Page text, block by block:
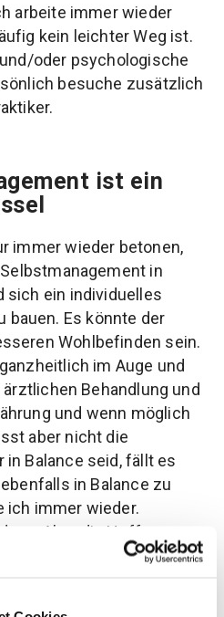
arbeite immer wieder
kein leichter Weg ist.
oder psychologische
besuche zusätzlich
ist ein
immer wieder betonen,
in
sich ein individuelles
bauen. Es könnte der
Wohlbefinden sein.
im Auge und
Behandlung und
und wenn möglich
aber nicht die
in Balance seid, fällt es
in Balance zu
ich immer wieder.
Aber die Hoffnung
sein wird.